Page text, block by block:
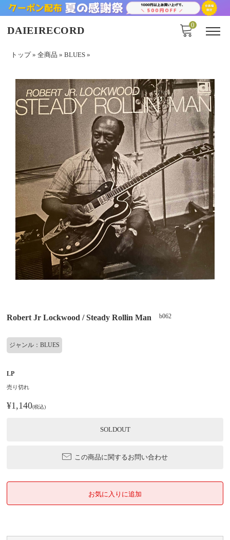
DAIEIRECORD 0
トップ» 全商品 » BLUES »
Robert Jr Lockwood / Steady Rollin Man b062
ジャンル：BLUES
LP
売り切れ
¥1,140(税込)
SOLDOUT
この商品に関するお問い合わせ